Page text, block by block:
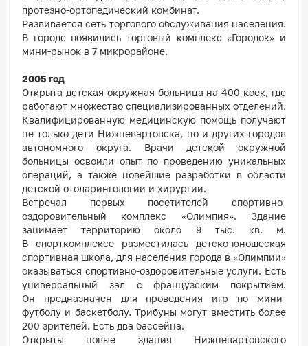
протезно-ортопедический комбинат.
Развивается сеть торгового обслуживания населения.
В городе появились торговый комплекс «Городок» и
мини-рынок в 7 микрорайоне.
2005 год
Открыта детская окружная больница на 400 коек, где
работают множество специализированных отделений.
Квалифицированную медицинскую помощь получают
не только дети Нижневартовска, но и других городов
автономного округа. Врачи детской окружной
больницы освоили опыт по проведению уникальных
операций, а также новейшие разработки в области
детской отоларингологии и хирургии.
Встречал первых посетителей спортивно-
оздоровительный комплекс «Олимпия». Здание
занимает территорию около 9 тыс. кв. м.
В спорткомплексе разместилась детско-юношеская
спортивная школа, для населения города в «Олимпии»
оказываться спортивно-оздоровительные услуги. Есть
универсальный зал с французским покрытием.
Он предназначен для проведения игр по мини-
футболу и баскетболу. Трибуны могут вместить более
200 зрителей. Есть два бассейна.
Открыты новые здания Нижневартовского